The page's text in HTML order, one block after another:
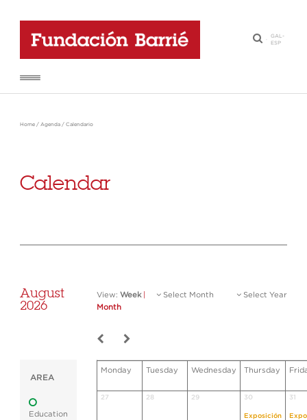
·
GAL-
ESP
Home / Agenda / Calendario
Calendar
August
2026
View: Week
Month
Select Month Select Year
AREA
Education
Monday Tuesday Wednesday Thursday
27 28 29 30
Exposición
31